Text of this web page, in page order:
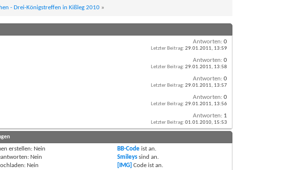
- Drei-Königstreffen in Kißleg 2010 »
Antworten: 0
Letzter Beitrag: 29.01.2011, 13:59
Antworten: 0
Letzter Beitrag: 29.01.2011, 13:58
Antworten: 0
Letzter Beitrag: 29.01.2011, 13:57
Antworten: 0
Letzter Beitrag: 29.01.2011, 13:56
Antworten: 1
Letzter Beitrag: 01.01.2010, 15:53
erstellen: Nein
Nein
Nein
BB-Code istan.
Smileys sindan.
[IMG] Code istan.